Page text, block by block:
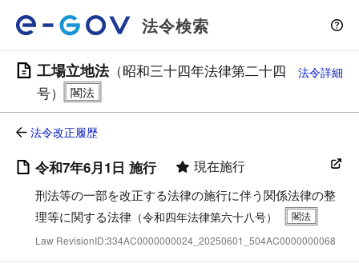
法令検索
工場立地法（昭和三十四年法律第二十四
号）
法令詳細
法令改正履歴
令和7年6月1日 施行 現在施行
刑法等の一部を改正する法律の施行に伴う関係法律の整
理等に関する法律 （令和四年法律第六十八号）
Law RevisionID:334AC0000000024_20250601_504AC0000000068